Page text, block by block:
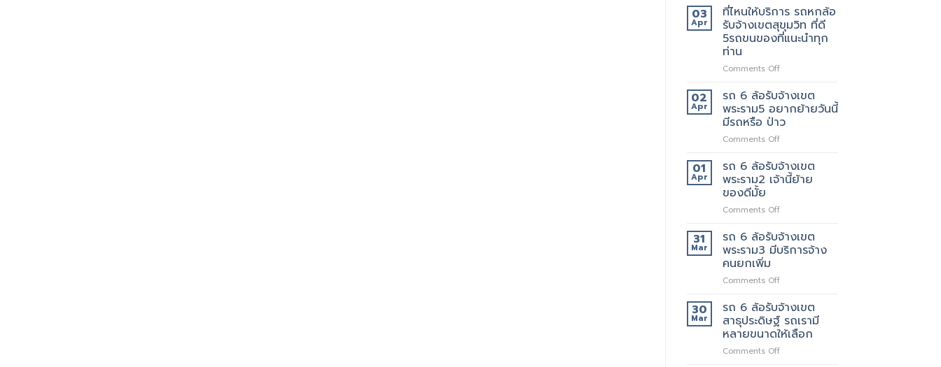
ใน
งาน
บริการ
ของ
แน่นอน
หก
ล้อ
รับจ้าง
เขต
เรา
เลือก
พนักงาน
ทุก
คน
งาน
พนักงาน
ลูกค้า
03
Apr
ที่ไหนให้บริการ รถหกล้อ
รับจ้างเขตสุขุมวิท ที่ดี
5รถขนของที่แนะนำทุก
ท่าน
Comments Offon
ให้
บริการ
รถ
หก
ล้อ
เขต
สุขุมวิท
ที่
5รถ
ของ
ที่
ท่าน
02
Apr
รถ 6 ล้อรับจ้างเขต
พระราม5 อยากย้ายวันนี้
มีรถหรือ ป่าว
Comments Offon
6
ล้อ
รับจ้าง
พระราม5
ย้าย
วัน
นี้
รถ
ป่าว
01
Apr
รถ 6 ล้อรับจ้างเขต
พระราม2 เจ้านี้ย้าย
ของดีมั้ย
Comments Offon
6
ล้อ
รับจ้าง
พระราม2
นี้
ย้าย
ของดี
มั้ย
31
Mar
รถ 6 ล้อรับจ้างเขต
พระราม3 มีบริการจ้าง
คนยกเพิ่ม
Comments Offon
6
ล้อ
รับจ้าง
เขต
พระราม3
30
Mar
รถ 6 ล้อรับจ้างเขต
สาธุประดิษฐ์ รถเรามี
หลายขนาดให้เลือก
Comments Offon